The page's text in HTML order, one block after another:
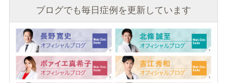
ブログでも毎日症例を更新しています